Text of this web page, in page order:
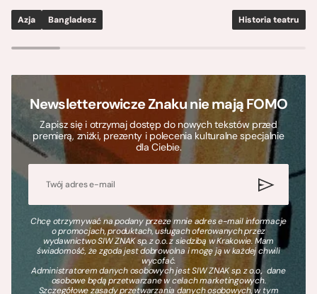
Azja Bangladesz Historia teatru
Newsletterowicze Znaku nie mają FOMO
Zapisz się i otrzymaj dostęp do nowych tekstów przed
premierą, zniżki, prezenty i polecenia kulturalne specjalnie
dla Ciebie.
Chcę otrzymywać na podany przeze mnie adres e-mail informacje
o promocjach, produktach, usługach oferowanych przez
wydawnictwo SIW ZNAK sp. z o.o. z siedzibą w Krakowie. Mam
świadomość, że zgoda jest dobrowolna i mogę ją w każdej chwili
wycofać.
Administratorem danych osobowych jest SIW ZNAK sp. z o.o., dane
osobowe będą przetwarzane w celach marketingowych.
Szczegółowe zasady przetwarzania danych osobowych, w tym